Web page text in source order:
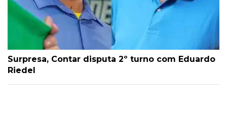
Surpresa, Contar disputa 2º turno com Eduardo
Riedel